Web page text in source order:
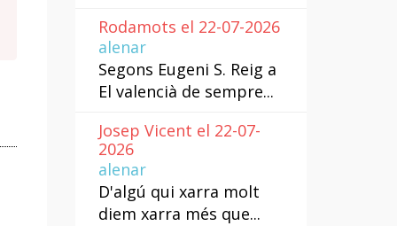
Rodamots el 22-07-2026
alenar
Segons Eugeni S. Reig a
El valencià de sempre...
Josep Vicent el 22-07-
2026
alenar
D'algú qui xarra molt
diem xarra més que...